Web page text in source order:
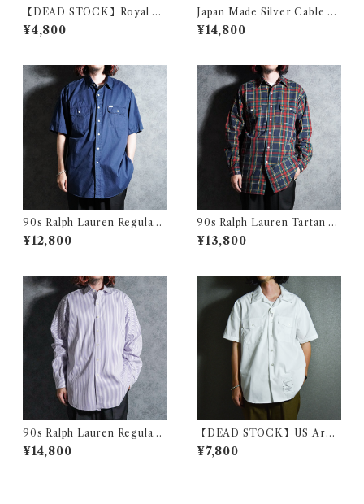
【DEAD STOCK】Royal Ai
r Force Cotton T-shirts イ
ギリス軍 コットン Tシャツ
¥4,800
Japan Made Silver Cable C
hain Nacklace シルバー ケー
ブル チェーン ネックレス 日本
¥14,800
90s Ralph Lauren Regular
Doubole Flap Pocket Type
writer Work Shirts ラルフロ
¥12,800
90s Ralph Lauren Tartan C
heck Shirts ラルフローレン
タータンチェック シャツ
¥13,800
90s Ralph Lauren Regular
Collar Purple Regular Shirt
s ラルフローレン レギュラー
¥14,800
【DEAD STOCK】US Arm
y Short-Sleeve Utility Shirt
s アメリカ軍 半袖 ユーティリ
¥7,800